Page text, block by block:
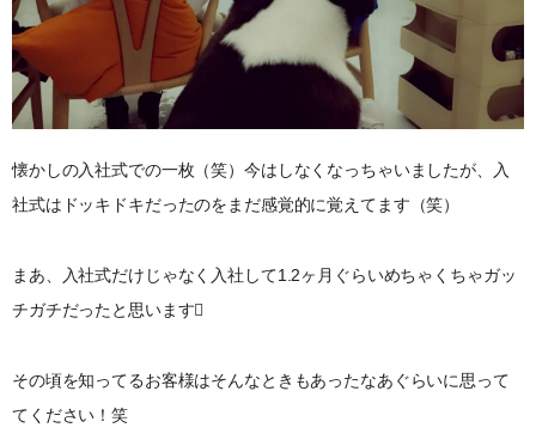
懐かしの入社式での一枚（笑）今はしなくなっちゃいましたが、入
社式はドッキドキだったのをまだ感覚的に覚えてます（笑）
まあ、入社式だけじゃなく入社して1.2ヶ月ぐらいめちゃくちゃガッ
チガチだったと思います
その頃を知ってるお客様はそんなときもあったなあぐらいに思って
てください！笑